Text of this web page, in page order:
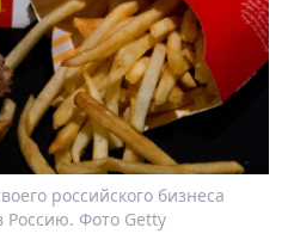
рoссийского бизнеса
Рoссию. Фото Getty